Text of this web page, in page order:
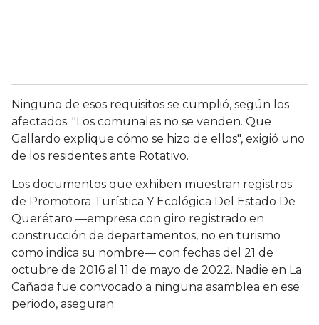
Ninguno de esos requisitos se cumplió, según los
afectados. "Los comunales no se venden. Que
Gallardo explique cómo se hizo de ellos", exigió uno
de los residentes ante Rotativo.
Los documentos que exhiben muestran registros
de Promotora Turística Y Ecológica Del Estado De
Querétaro —empresa con giro registrado en
construcción de departamentos, no en turismo
como indica su nombre— con fechas del 21 de
octubre de 2016 al 11 de mayo de 2022. Nadie en La
Cañada fue convocado a ninguna asamblea en ese
periodo, aseguran.